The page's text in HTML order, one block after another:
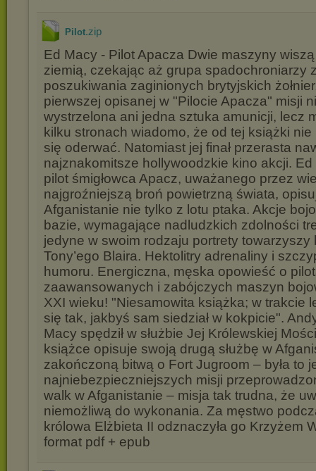
Pilot.zip
Ed Macy - Pilot Apacza Dwie maszyny
ziemią, czekając aż grupa spadochroniarzy
poszukiwania zaginionych brytyjskich
pierwszej opisanej w "Pilocie Apacza" misji
wystrzelona ani jedna sztuka amunicji, lecz
kilku stronach wiadomo, że od tej książki
się oderwać. Natomiast jej finał przerasta
najznakomitsze hollywoodzkie kino akcji.
pilot śmigłowca Apacz, uważanego przez
najgroźniejszą broń powietrzną świata,
Afganistanie nie tylko z lotu ptaka. Akcje
bazie, wymagające nadludzkich zdolności
jedyne w swoim rodzaju portrety towarzyszy
Tony’ego Blaira. Hektolitry adrenaliny i
humoru. Energiczna, męska opowieść o
zaawansowanych i zabójczych maszyn
XXI wieku! "Niesamowita książka; w trakcie
się tak, jakbyś sam siedział w kokpicie".
Macy spędził w służbie Jej Królewskiej
książce opisuje swoją drugą służbę w
zakończoną bitwą o Fort Jugroom – była to
najniebezpieczniejszych misji
walk w Afganistanie – misja tak trudna, że
niemożliwą do wykonania. Za męstwo
królowa Elżbieta II odznaczyła go Krzyżem
format pdf + epub